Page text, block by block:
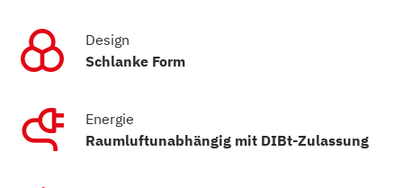
Design
Schlanke Form
Energie
Raumluftunabhängig mit DIBt-Zulassung